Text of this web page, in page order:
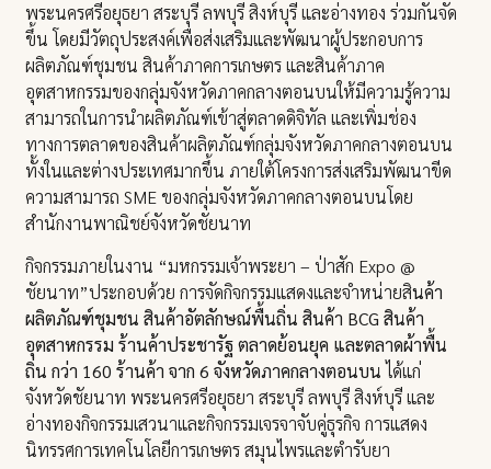
พระนครศรีอยุธยา สระบุรี ลพบุรี สิงห์บุรี และอ่างทอง ร่วมกันจัด
ขึ้น โดยมีวัตถุประสงค์เพื่อส่งเสริมและพัฒนาผู้ประกอบการ
ผลิตภัณฑ์ชุมชน สินค้าภาคการเกษตร และสินค้าภาค
อุตสาหกรรมของกลุ่มจังหวัดภาคกลางตอนบนให้มีความรู้ความ
สามารถในการนำผลิตภัณฑ์เข้าสู่ตลาดดิจิทัล และเพิ่มช่อง
ทางการตลาดของสินค้าผลิตภัณฑ์กลุ่มจังหวัดภาคกลางตอนบน
ทั้งในและต่างประเทศมากขึ้น ภายใต้โครงการส่งเสริมพัฒนาขีด
ความสามารถ SME ของกลุ่มจังหวัดภาคกลางตอนบนโดย
สำนักงานพาณิชย์จังหวัดชัยนาท
กิจกรรมภายในงาน “มหกรรมเจ้าพระยา – ป่าสัก Expo @
ชัยนาท”ประกอบด้วย การจัดกิจกรรมแสดงและจำหน่ายสินค้า
ผลิตภัณฑ์ชุมชน สินค้าอัตลักษณ์พื้นถิ่น สินค้า BCG สินค้า
อุตสาหกรรม ร้านค้าประชารัฐ ตลาดย้อนยุค และตลาดผ้าพื้น
ถิ่น กว่า 160 ร้านค้า จาก 6 จังหวัดภาคกลางตอนบนได้แก่
จังหวัดชัยนาท พระนครศรีอยุธยา สระบุรี ลพบุรี สิงห์บุรี และ
อ่างทองกิจกรรมเสวนาและกิจกรรมเจรจาจับคู่ธุรกิจ การแสดง
นิทรรศการเทคโนโลยีการเกษตร สมุนไพรและตำรับยา